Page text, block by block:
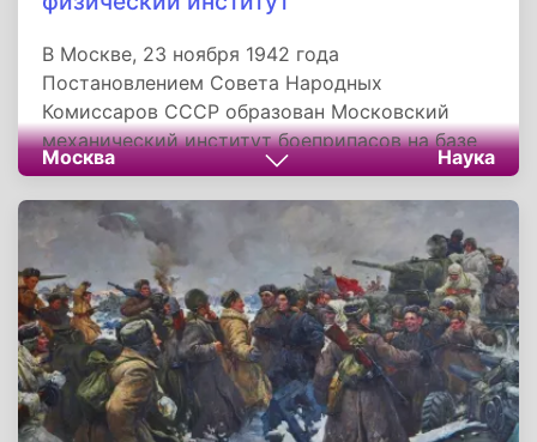
В Москве, 23 ноября 1942 года
Постановлением Совета Народных
Комиссаров СССР образован Московский
механический институт боеприпасов на базе
завода № 398 НКБ. Институту передали
здания эвакуированного Московского
полиграфического института и были
организованы 3 факультета. Первым
директором института назначили инженера
Антона Фоменко. В ходе реорганизации
институт переименован в Национальный
исследовательский ядерный университет
«МИФИ». В учебном заведении
осуществляется подготовка элитных
Москва Наука